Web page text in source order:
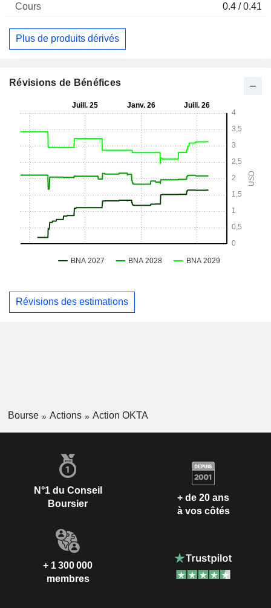
0.4 / 0.41
Plus de produits dérivés
Révisions de Bénéfices
Révisions des estimations
Bourse Actions Action OKTA
N°1 du Conseil
Boursier
+ de 20 ans
à vos côtés
+ 1 300 000
membres